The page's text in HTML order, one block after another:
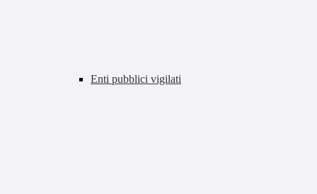
Enti pubblici vigilati